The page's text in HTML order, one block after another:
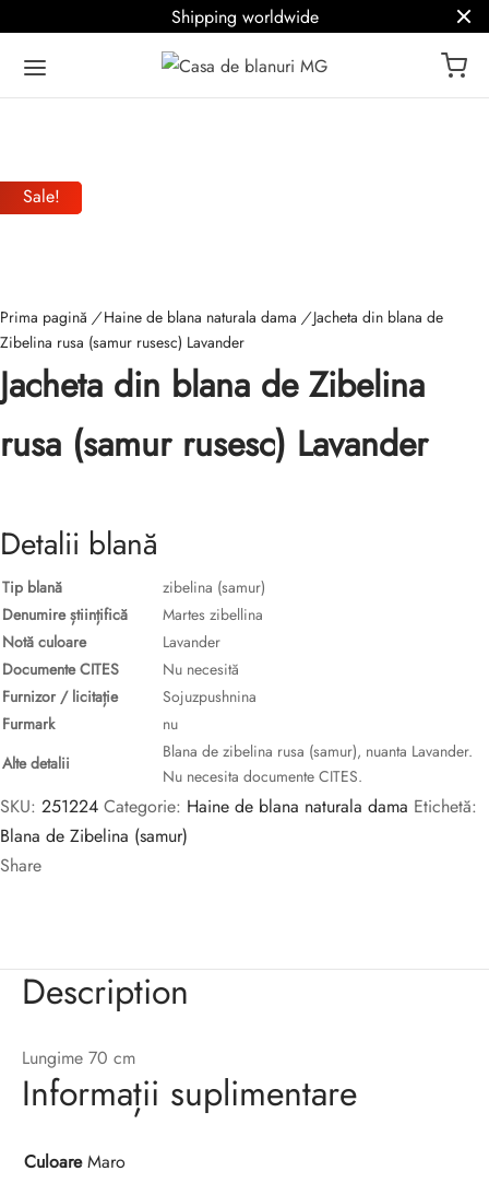
Shipping worldwide
Prima pagină / Haine de blana naturala dama /Jacheta din blana de
Zibelina rusa (samur rusesc) Lavander
Jacheta din blana de Zibelina
rusa (samur rusesc) Lavander
Detalii blană
Tip blană
zibelina (samur)
Denumire științifică
Martes zibellina
Notă culoare
Lavander
Documente CITES
Nu necesită
Furnizor / licitație
Sojuzpushnina
Furmark
nu
Alte detalii
Blana de zibelina rusa (samur), nuanta Lavander.
Nu necesita documente CITES.
SKU: 251224 Categorie: Haine de blana naturala dama Etichetă:
Blana de Zibelina (samur)
Share
Description
Lungime 70 cm
Informații suplimentare
Culoare Maro
Sale!
Sale!